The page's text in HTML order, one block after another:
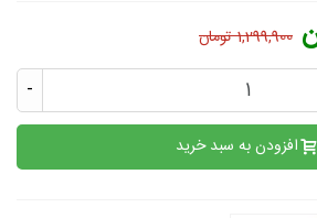
1,299,900 تومان
-
افزودن به سبد خرید